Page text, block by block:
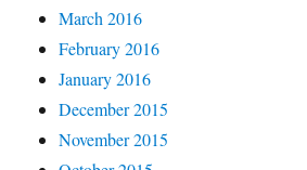
March 2016
February 2016
January 2016
December 2015
November 2015